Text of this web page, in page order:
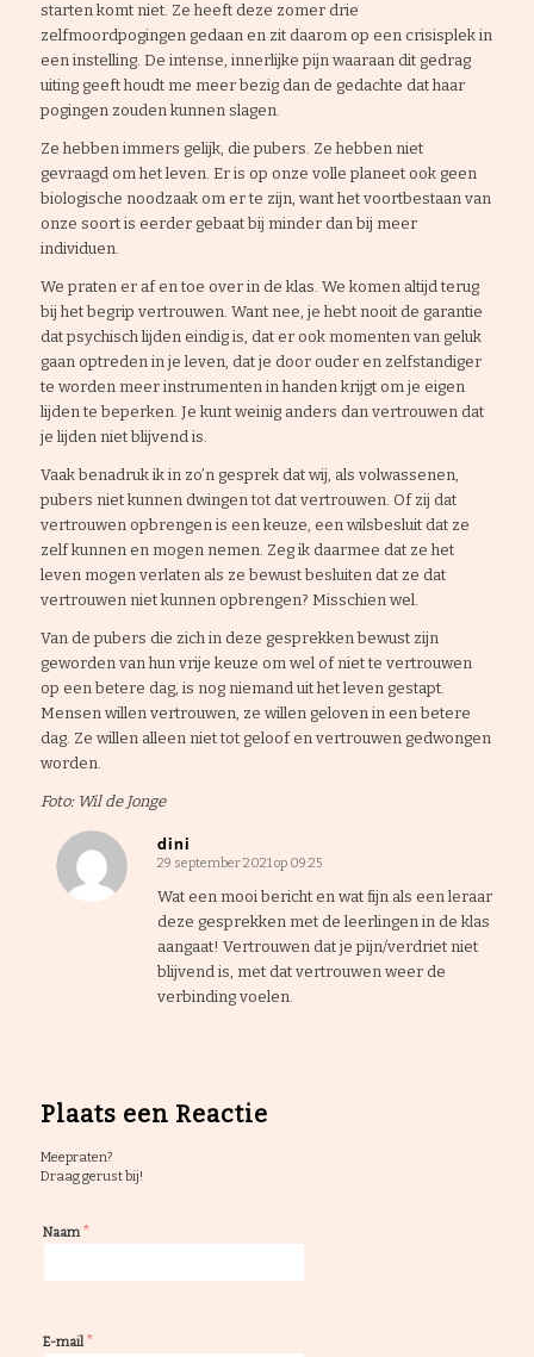
starten komt niet. Ze heeft deze zomer drie
zelfmoordpogingen gedaan en zit daarom op een crisisplek in
een instelling. De intense, innerlijke pijn waaraan dit gedrag
uiting geeft houdt me meer bezig dan de gedachte dat haar
pogingen zouden kunnen slagen.
Ze hebben immers gelijk, die pubers. Ze hebben niet
gevraagd om het leven. Er is op onze volle planeet ook geen
biologische noodzaak om er te zijn, want het voortbestaan van
onze soort is eerder gebaat bij minder dan bij meer
individuen.
We praten er af en toe over in de klas. We komen altijd terug
bij het begrip vertrouwen. Want nee, je hebt nooit de garantie
dat psychisch lijden eindig is, dat er ook momenten van geluk
gaan optreden in je leven, dat je door ouder en zelfstandiger
te worden meer instrumenten in handen krijgt om je eigen
lijden te beperken. Je kunt weinig anders dan vertrouwen dat
je lijden niet blijvend is.
Vaak benadruk ik in zo’n gesprek dat wij, als volwassenen,
pubers niet kunnen dwingen tot dat vertrouwen. Of zij dat
vertrouwen opbrengen is een keuze, een wilsbesluit dat ze
zelf kunnen en mogen nemen. Zeg ik daarmee dat ze het
leven mogen verlaten als ze bewust besluiten dat ze dat
vertrouwen niet kunnen opbrengen? Misschien wel.
Van de pubers die zich in deze gesprekken bewust zijn
geworden van hun vrije keuze om wel of niet te vertrouwen
op een betere dag, is nog niemand uit het leven gestapt.
Mensen willen vertrouwen, ze willen geloven in een betere
dag. Ze willen alleen niet tot geloof en vertrouwen gedwongen
worden.
Foto: Wil de Jonge
dini
zegt:
29 september 2021 op 09:25
Wat een mooi bericht en wat fijn als een leraar
deze gesprekken met de leerlingen in de klas
aangaat! Vertrouwen dat je pijn/verdriet niet
blijvend is, met dat vertrouwen weer de
verbinding voelen.
Plaats een Reactie
Meepraten?
Draag gerust bij!
Naam *
E-mail *